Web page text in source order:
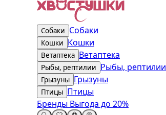
Собаки Собаки
Кошки Кошки
Ветаптека Ветаптека
Рыбы, рептилии Рыбы, рептилии
Грызуны Грызуны
Птицы Птицы
Бренды Выгода до 20%